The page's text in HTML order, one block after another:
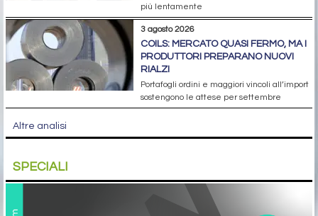
più lentamente
3 agosto 2026
COILS: MERCATO QUASI FERMO, MA I
PRODUTTORI PREPARANO NUOVI
RIALZI
Portafogli ordini e maggiori vincoli all’import
sostengono le attese per settembre
Altre analisi
SPECIALI